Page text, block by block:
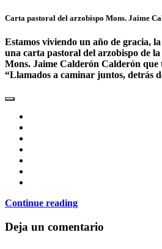
Carta pastoral del arzobispo Mons. Jaime
Estamos viviendo un año de gracia,
una carta pastoral del arzobispo de
Mons. Jaime Calderón Calderón que
“Llamados a caminar juntos, detrás
Continue reading
Deja un comentario